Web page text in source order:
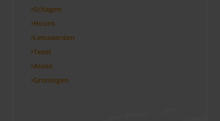
Schagen
Hoorn
Leeuwarden
Texel
Assen
Groningen